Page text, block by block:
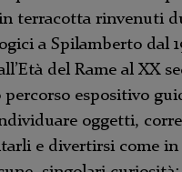
terracotta rinvenuti
a Spilamberto dal
del Rame al XX
espositivo
oggetti,
e divertirsi come in